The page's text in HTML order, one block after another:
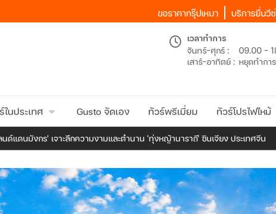
ขอราคากรุ๊ปเหมา บริการยื่นวี
เวลาทำการ
จันทร์-ศุกร์ :
09.00 -
เสาร์-อาทิตย์ : หยุดทำการ
ในประเทศ Gusto จัดเอง ทัวร์พรีเมี่ยม ทัวร์โปรไฟไหม้
ด์แดนมังกร' เจาะลึกความงามและตำนาน 'ทุ่งหญ้านาราถี' ซินเจียง ประเทศจีน